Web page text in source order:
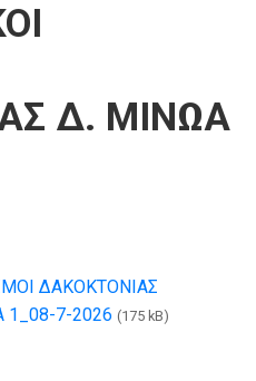
Δ. ΜΙΝΩΑ
ΔΑΚΟΚΤΟΝΙΑΣ
7-2026 (175 kB)